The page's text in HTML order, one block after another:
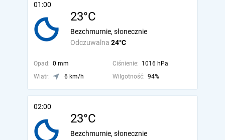
01:00
23°C
Odczuwalna 24°C
Bezchmurnie, słonecznie
Opad: 0 mm Ciśnienie: 1016 hPa
Wiatr:
6 km/h Wilgotność: 94%
02:00
23°C
Bezchmurnie, słonecznie